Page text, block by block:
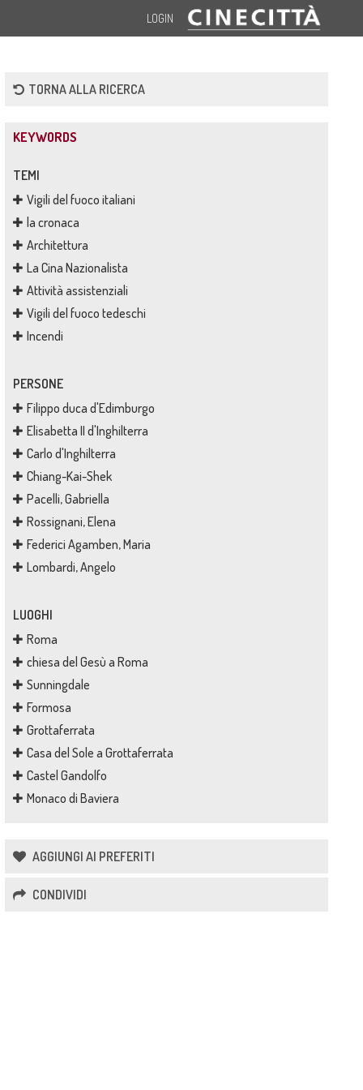
LOGIN
TORNA ALLA RICERCA
KEYWORDS
TEMI
Vigili del fuoco italiani
la cronaca
Architettura
La Cina Nazionalista
Attività assistenziali
Vigili del fuoco tedeschi
Incendi
PERSONE
Filippo duca d'Edimburgo
Elisabetta II d'Inghilterra
Carlo d'Inghilterra
Chiang-Kai-Shek
Pacelli, Gabriella
Rossignani, Elena
Federici Agamben, Maria
Lombardi, Angelo
LUOGHI
Roma
chiesa del Gesù a Roma
Sunningdale
Formosa
Grottaferrata
Casa del Sole a Grottaferrata
Castel Gandolfo
Monaco di Baviera
AGGIUNGI AI PREFERITI
CONDIVIDI